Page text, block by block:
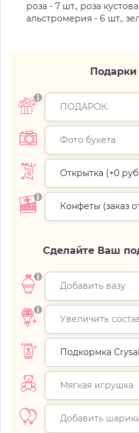
роза - 7 шт., роза
альстромерия - 6 шт.,
Подарки
ПОДАРОК:
Фото букета
Открытка (+0 руб.
Конфеты (заказ
Сделайте Ваш
Добавить вазу
Увеличить
Подкормка
Мягкая игрушка
Добавить